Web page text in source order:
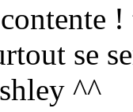
se
^^